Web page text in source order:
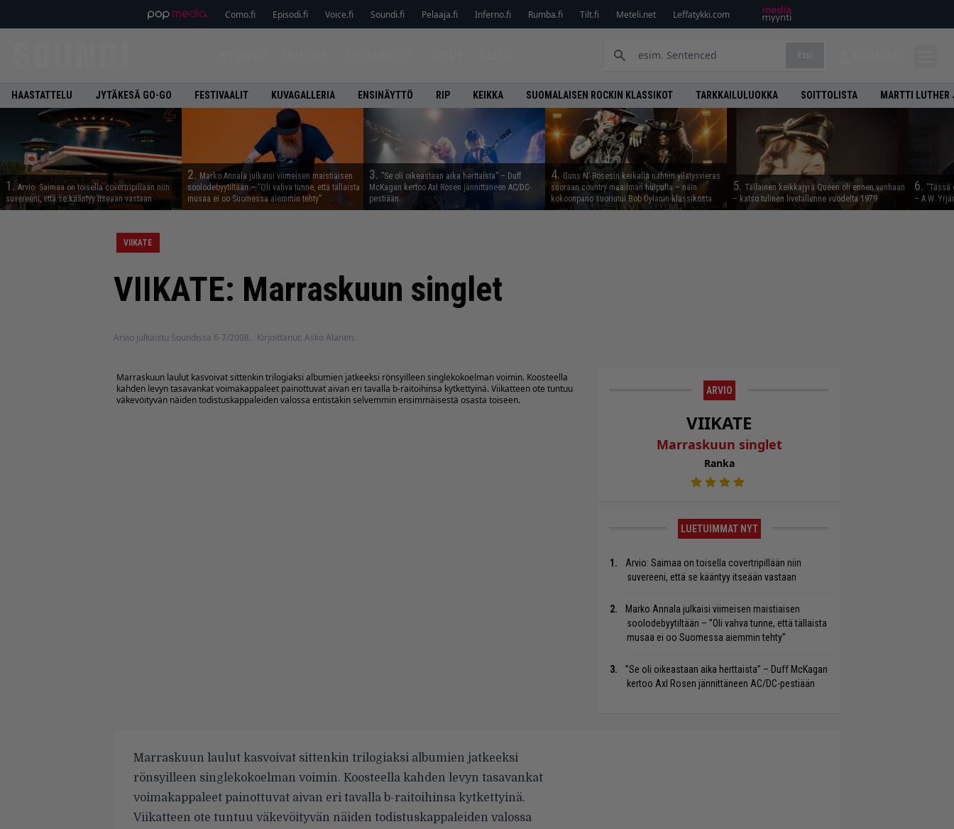
Como.fi Episodi.fi Voice.fi Soundi.fi Pelaaja.fi Inferno.fi Rumba.fi Tilt.fi Meteli.net Leffatykki.com
HAASTATTELU JYTÄKESÄ GO-GO FESTIVAALIT KUVAGALLERIA ENSINÄYTTÖ RIP KEIKKA SUOMALAISEN ROCKIN KLASSIKOT TARKKAILULUOKKA SOITTOLISTA MARTTI
1. Arvio: Saimaa on toisella covertripillään niin
suvereeni, että se kääntyy itseään vastaan
2. Marko Annala julkaisi viimeisen maistiaisen
soolodebyytiltään – ”Oli vahva tunne, että tällaista
musaa ei oo Suomessa aiemmin tehty”
3. ”Se oli oikeastaan aika herttaista” – Duff
McKagan kertoo Axl Rosen jännittäneen AC/DC-
pestiään
4. Guns N’ Rosesin keikalla nähtiin yllätysvieras
suoraan country-maailman huipulta – näin
kokoonpano suoriutui Bob Dylanin klassikosta
5. Tällainen keikkajyrä Queen oli ennen vanhaan
– katso tulinen livetallenne vuodelta 1979
6. ”Tässä
– A.W.
VIIKATE
VIIKATE: Marraskuun singlet
Arvio julkaistu Soundissa 6-7/2008. Kirjoittanut: Asko Alanen.
Marraskuun laulut kasvoivat sittenkin trilogiaksi albumien jatkeeksi rönsyilleen singlekokoelman voimin. Koosteella
kahden levyn tasavankat voimakappaleet painottuvat aivan eri tavalla b-raitoihinsa kytkettyinä. Viikatteen ote tuntuu
väkevöityvän näiden todistuskappaleiden valossa entistäkin selvemmin ensimmäisestä osasta toiseen.
ARVIO
VIIKATE
Marraskuun singlet
Ranka
LUETUIMMAT NYT
Arvio: Saimaa on toisella covertripillään niin
suvereeni, että se kääntyy itseään vastaan
Marko Annala julkaisi viimeisen maistiaisen
soolodebyytiltään – ”Oli vahva tunne, että tällaista
musaa ei oo Suomessa aiemmin tehty”
”Se oli oikeastaan aika herttaista” – Duff McKagan
kertoo Axl Rosen jännittäneen AC/DC-pestiään
Marraskuun laulut kasvoivat sittenkin trilogiaksi albumien jatkeeksi
rönsyilleen singlekokoelman voimin. Koosteella kahden levyn tasavankat
voimakappaleet painottuvat aivan eri tavalla b-raitoihinsa kytkettyinä.
Viikatteen ote tuntuu väkevöityvän näiden todistuskappaleiden valossa